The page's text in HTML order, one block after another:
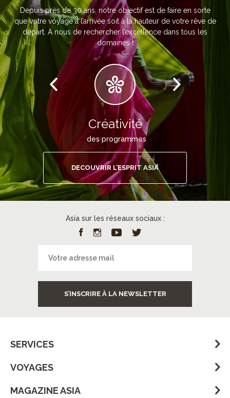
Depuis près de 30 ans, notre objectif est de faire en sorte
que votre voyage à l’arrivée soit à la hauteur de votre rêve de
départ. A nous de rechercher l’excellence dans tous les
domaines !
Créativité
des programmes
DECOUVRIR L’ESPRIT ASIA
Asia sur les réseaux sociaux :
S’INSCRIRE À LA NEWSLETTER
SERVICES
VOYAGES
MAGAZINE ASIA